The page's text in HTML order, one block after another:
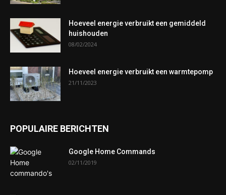
Hoeveel energie verbruikt een gemiddeld
huishouden
08/02/2024
Hoeveel energie verbruikt een warmtepomp
21/11/2023
POPULAIRE BERICHTEN
Google Home Commands
02/11/2019